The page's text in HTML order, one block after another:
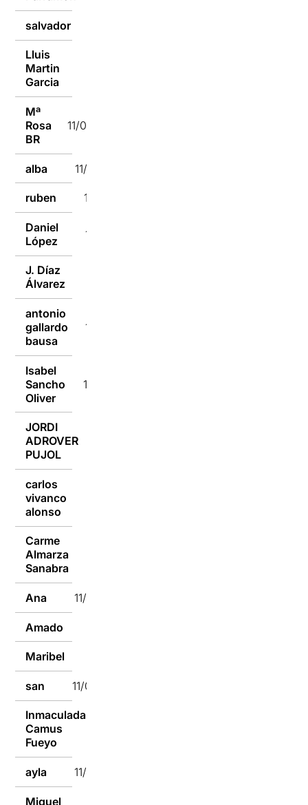
salvador
Lluis
Martin
Garcia
Mª
Rosa
BR
11/01/2016
alba 11/01/2016
ruben 11/01/2016
Daniel
López
11/01/2016
J. Díaz
Álvarez
antonio
gallardo
bausa
11/01/2016
Isabel
Sancho
Oliver
11/01/2016
JORDI
ADROVER
PUJOL
carlos
vivanco
alonso
Carme
Almarza
Sanabra
Ana 11/01/2016
Amado
Maribel
san 11/01/2016
Inmaculada
Camus
Fueyo
ayla 11/01/2016
Miguel